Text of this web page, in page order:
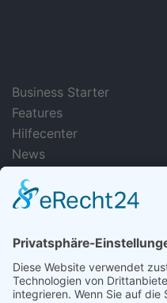
Business Starter
Features
Hilfecenter
News
hellopassion